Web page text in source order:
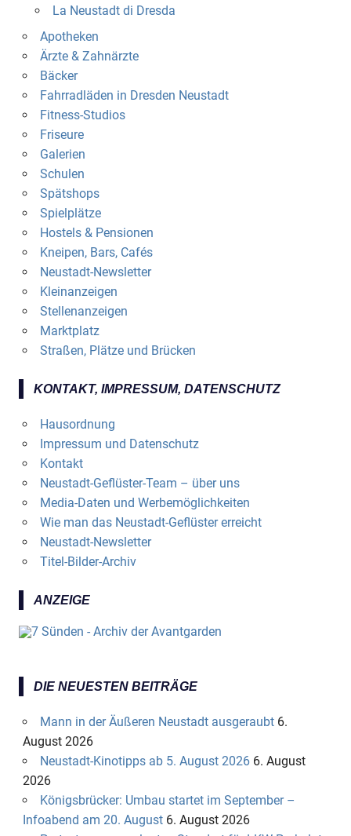
La Neustadt di Dresda
Apotheken
Ärzte & Zahnärzte
Bäcker
Fahrradläden in Dresden Neustadt
Fitness-Studios
Friseure
Galerien
Schulen
Spätshops
Spielplätze
Hostels & Pensionen
Kneipen, Bars, Cafés
Neustadt-Newsletter
Kleinanzeigen
Stellenanzeigen
Marktplatz
Straßen, Plätze und Brücken
KONTAKT, IMPRESSUM, DATENSCHUTZ
Hausordnung
Impressum und Datenschutz
Kontakt
Neustadt-Geflüster-Team – über uns
Media-Daten und Werbemöglichkeiten
Wie man das Neustadt-Geflüster erreicht
Neustadt-Newsletter
Titel-Bilder-Archiv
ANZEIGE
DIE NEUESTEN BEITRÄGE
Mann in der Äußeren Neustadt ausgeraubt 6.
August 2026
Neustadt-Kinotipps ab 5. August 2026 6. August
2026
Königsbrücker: Umbau startet im September –
Infoabend am 20. August 6. August 2026